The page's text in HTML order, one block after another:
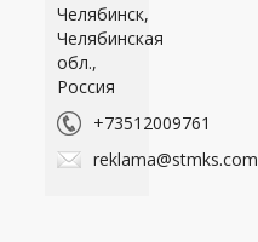
Челябинск,
Челябинская
обл.,
Россия
+73512009761
reklama@stmks.com